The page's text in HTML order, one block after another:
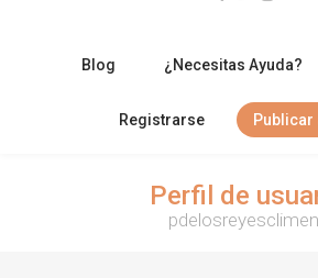
Blog ¿Necesitas Ayuda?
Registrarse Publicar
Perfil de